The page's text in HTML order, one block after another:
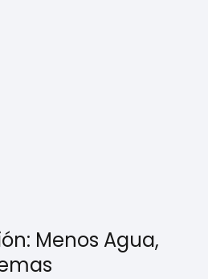
Menos Agua,